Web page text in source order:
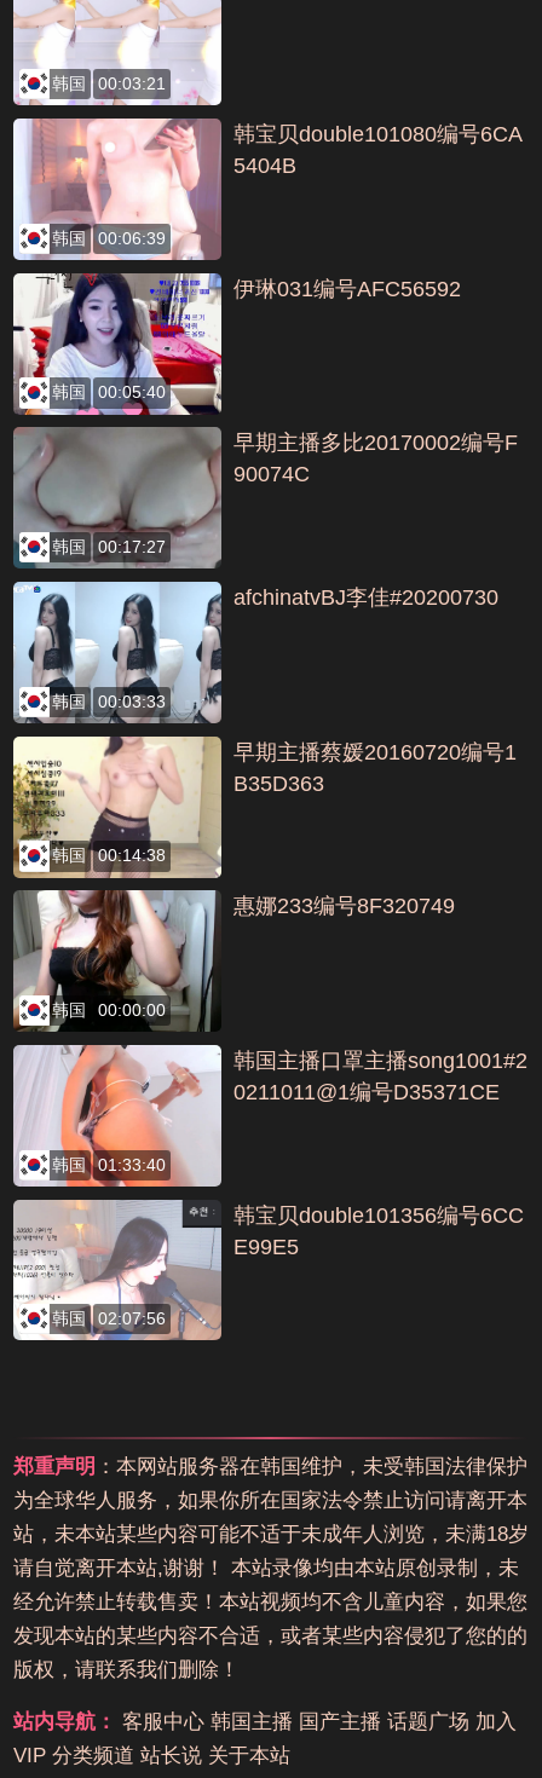
韩国 00:03:21
韩国 00:06:39
韩宝贝double101080编号6CA
5404B
韩国 00:05:40
伊琳031编号AFC56592
韩国 00:17:27
早期主播多比20170002编号F
90074C
韩国 00:03:33
afchinatvBJ李佳#20200730
韩国 00:14:38
早期主播蔡媛20160720编号1
B35D363
韩国 00:00:00
惠娜233编号8F320749
韩国 01:33:40
韩国主播口罩主播song1001#2
0211011@1编号D35371CE
韩国 02:07:56
韩宝贝double101356编号6CC
E99E5
郑重声明 ：本网站服务器在韩国维护，未受韩国法律保护
为全球华人服务，如果你所在国家法令禁止访问请离开本
站，未本站某些内容可能不适于未成年人浏览，未满18岁
请自觉离开本站,谢谢！ 本站录像均由本站原创录制，未
经允许禁止转载售卖！本站视频均不含儿童内容，如果您
发现本站的某些内容不合适，或者某些内容侵犯了您的的
版权，请联系我们删除！
站内导航： 客服中心 韩国主播 国产主播 话题广场 加入
VIP 分类频道 站长说 关于本站